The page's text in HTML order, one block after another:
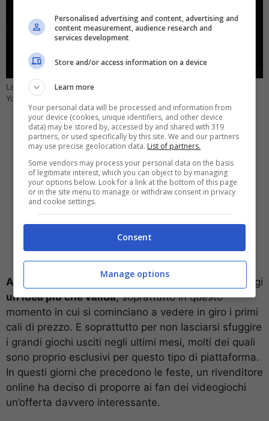
La Xbox Series X ospita ancora oggi molti titoli di primo livello (Foto
YouTube Xbox) – computer-idea.it
Acquistare una Xbox Series X,
quindi, è ancora oggi
un’idea più che valida, soprattutto in questo
momento in cui si cominciano a vedere in giro i primi
cali di prezzo. E soprattutto per non lasciarsi sfuggire
i grandi giochi usciti negli ultimi mesi, molti dei quali
sono proprio esclusivi per questo tipo di piattaforma.
In questi giorni che precedono le feste, un rivenditore
online ha deciso di proporre ai fan dei videogiochi
un’offerta davvero interessante.
Personalised advertising and content, advertising and
content measurement, audience research and
services development
Store and/or access information on a device
Learn more
Your personal data will be processed and information from
your device (cookies, unique identifiers, and other device
data) may be stored by, accessed by and shared with 319
partners, or used specifically by this site. We and our partners
may use precise geolocation data. List of partners.
Some vendors may process your personal data on the basis
of legitimate interest, which you can object to by managing
your options below. Look for a link at the bottom of this page
or in the site menu to manage or withdraw consent in privacy
and cookie settings.
Consent
Manage options